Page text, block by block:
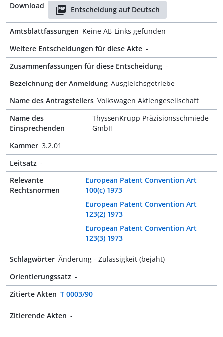
Download
Entscheidung auf Deutsch
Amtsblattfassungen Keine AB-Links gefunden
Weitere Entscheidungen für diese Akte -
Zusammenfassungen für diese Entscheidung -
Bezeichnung der Anmeldung Ausgleichsgetriebe
Name des Antragstellers Volkswagen Aktiengesellschaft
Name des
Einsprechenden
ThyssenKrupp Präzisionsschmiede
GmbH
Kammer 3.2.01
Leitsatz -
Relevante
Rechtsnormen
European Patent Convention Art
100(c) 1973
European Patent Convention Art
123(2) 1973
European Patent Convention Art
123(3) 1973
Schlagwörter Änderung - Zulässigkeit (bejaht)
Orientierungssatz -
Zitierte Akten T 0003/90
Zitierende Akten -